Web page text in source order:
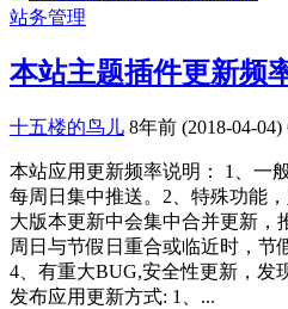
站务管理
本站主题插件更新频
十五楼的鸟儿 8年前 (2018-04-04)
本站应用更新频率说明： 1、一
每周日集中推送。2、特殊功能
大版本更新中会集中合并更新，
周日与节假日重合或临近时，节
4、有重大BUG,安全性更新，发
发布应用更新方式: 1、...